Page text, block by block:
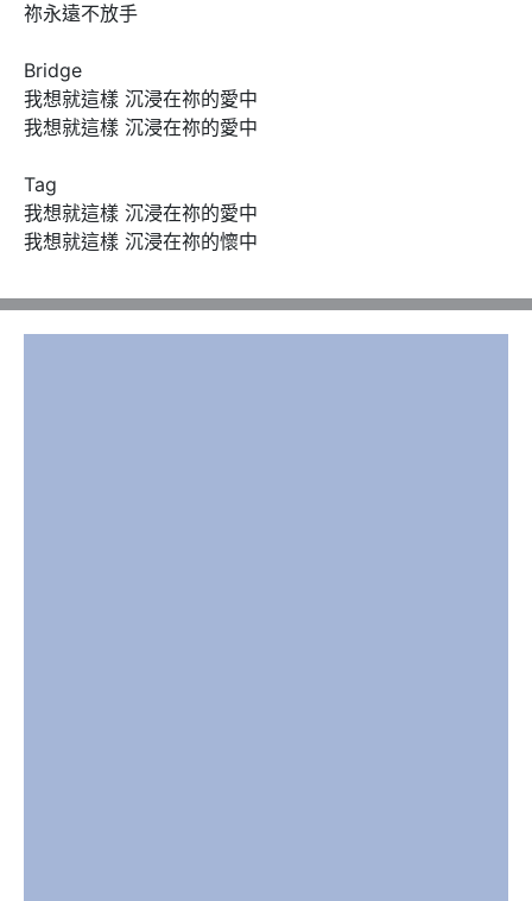
祢永遠不放手
Bridge
我想就這樣 沉浸在祢的愛中
我想就這樣 沉浸在祢的愛中
Tag
我想就這樣 沉浸在祢的愛中
我想就這樣 沉浸在祢的懷中